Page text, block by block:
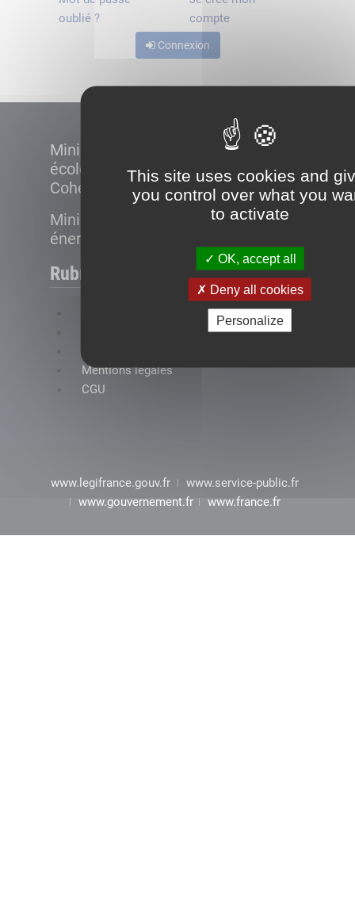
This site uses cookies and
you control over what you
to activate
OK, accept all
Deny all cookies
Personalize
oublié ?
compte
Connexion
Ministère de la Transition
écologique et de la
Cohésion des territoires
Ministère de la Transition
énergétique
Rubriques
Mentions légales
CGU
www.legifrance.gouv.fr
www.service-public.fr
www.gouvernement.fr
www.france.fr